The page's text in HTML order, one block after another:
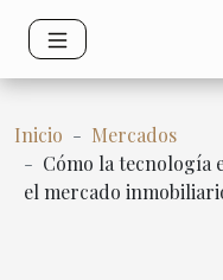
Inicio
Mercados
Cómo la tecnología
el mercado